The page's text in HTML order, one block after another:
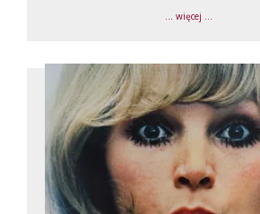
... więcej ...